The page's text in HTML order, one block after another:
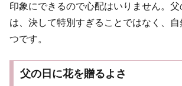
印象にできるので心配はいりません。
は、決して特別すぎることではなく、自
つです。
父の日に花を贈るよさ